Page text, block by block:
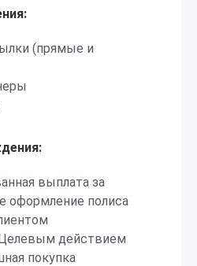
(прямые и
выплата за
оформление полиса
действием
покупка